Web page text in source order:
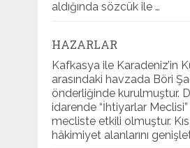
aldığında sözcük ile …
HAZARLAR
Kafkasya ile Karadeniz’in
arasındaki havzada Böri
önderliğinde kurulmuştur.
idarende “İhtiyarlar
mecliste etkili olmuştur.
hâkimiyet alanlarını